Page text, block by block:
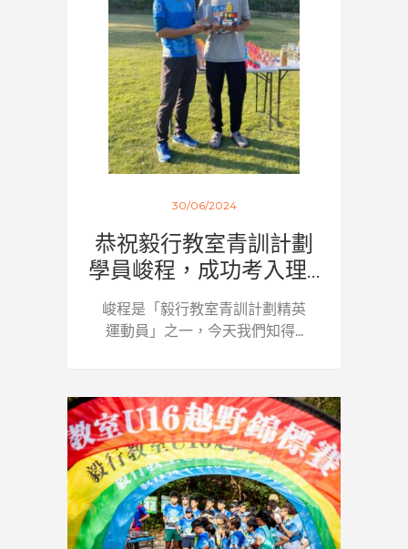
30/06/2024
恭祝毅行教室青訓計劃
學員峻程，成功考入理...
峻程是「毅行教室青訓計劃精英
運動員」之一，今天我們知得...